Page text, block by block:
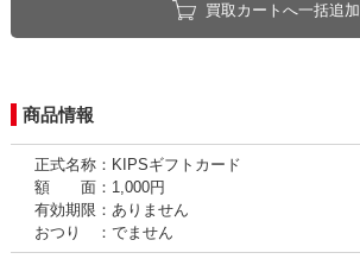
買取カートへ一括追加
商品情報
正式名称：KIPSギフトカード
額 面：1,000円
有効期限：ありません
おつり ：でません